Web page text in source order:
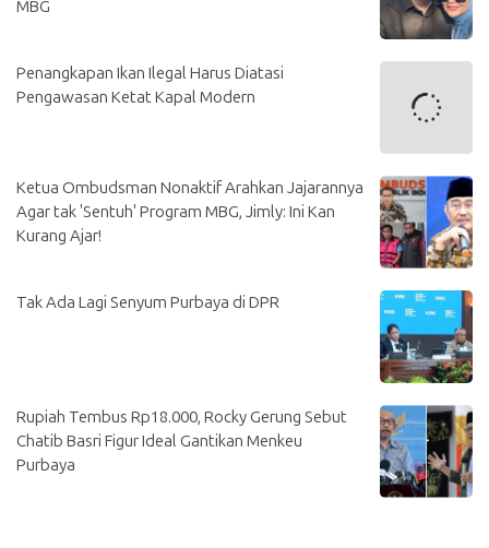
MBG
Penangkapan Ikan Ilegal Harus Diatasi
Pengawasan Ketat Kapal Modern
Ketua Ombudsman Nonaktif Arahkan Jajarannya
Agar tak 'Sentuh' Program MBG, Jimly: Ini Kan
Kurang Ajar!
Tak Ada Lagi Senyum Purbaya di DPR
Rupiah Tembus Rp18.000, Rocky Gerung Sebut
Chatib Basri Figur Ideal Gantikan Menkeu
Purbaya